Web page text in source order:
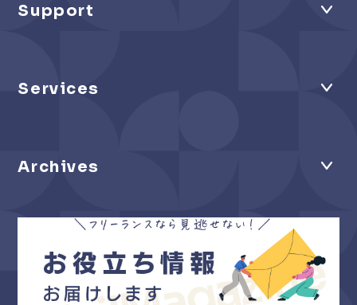
Support
Services
Archives